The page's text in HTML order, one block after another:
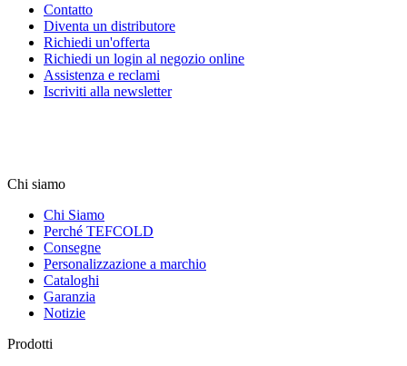
Contatto
Diventa un distributore
Richiedi un'offerta
Richiedi un login al negozio online
Assistenza e reclami
Iscriviti alla newsletter
Chi siamo
Chi Siamo
Perché TEFCOLD
Consegne
Personalizzazione a marchio
Cataloghi
Garanzia
Notizie
Prodotti